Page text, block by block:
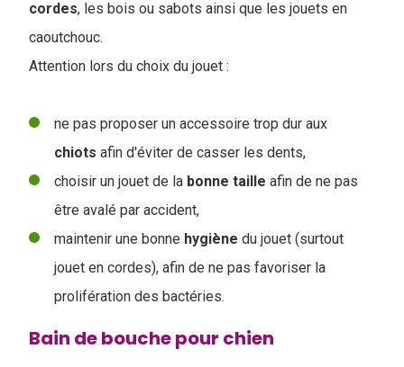
cordes, les bois ou sabots ainsi que les jouets en
caoutchouc.
Attention lors du choix du jouet :
ne pas proposer un accessoire trop dur aux
chiots afin d'éviter de casser les dents,
choisir un jouet de la bonne taille afin de ne pas
être avalé par accident,
maintenir une bonne hygiène du jouet (surtout
jouet en cordes), afin de ne pas favoriser la
prolifération des bactéries.
Bain de bouche pour chien